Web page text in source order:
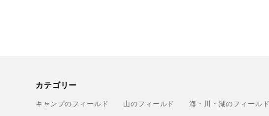
カテゴリー
キャンプのフィールド 山のフィールド 海・川・湖のフィールド